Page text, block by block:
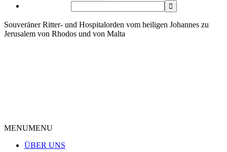
Souveräner Ritter- und Hospitalorden vom heiligen Johannes zu
Jerusalem von Rhodos und von Malta
MENUMENU
ÜBER UNS